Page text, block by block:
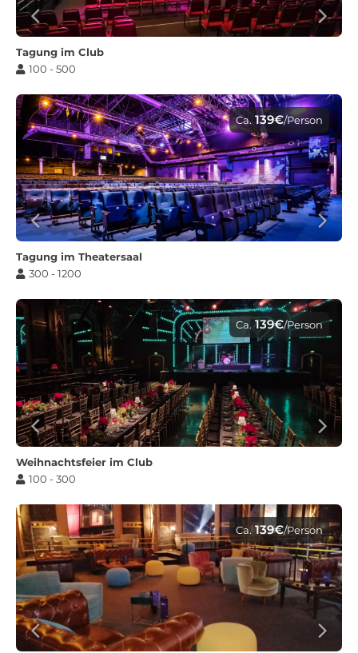
Tagung im Club
100 - 500
Ca. 139€/Person
Tagung im Theatersaal
300 - 1200
Ca. 139€/Person
Weihnachtsfeier im Club
100 - 300
Ca. 139€/Person